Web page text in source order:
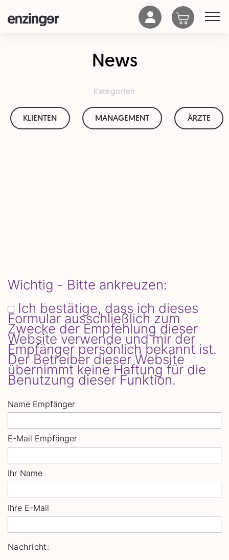
News
Kategorien
KLIENTEN MANAGEMENT ÄRZTE
Wichtig - Bitte ankreuzen:
Ich bestätige, dass ich dieses
Formular ausschließlich zum
Zwecke der Empfehlung dieser
Website verwende und mir der
Empfänger persönlich bekannt ist.
Der Betreiber dieser Website
übernimmt keine Haftung für die
Benutzung dieser Funktion.
Name Empfänger
E-Mail Empfänger
Ihr Name
Ihre E-Mail
Nachricht: